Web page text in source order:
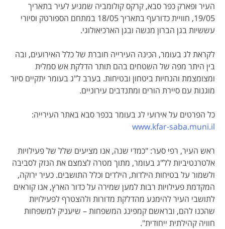
העיר ופארק כפר סבא, קרקס קולומביה שמגיע לעיר בתאריך
19/05, חוויית כדורעף בתאריך 18/05 במתחם הספורטק וסיורי
עששיות בגן הברון מנשה ובגן הארכיאולוגי.
לקראת לג בעומר, הכינה העירייה חוברת של כלל האירועים, ובה
בין היתר מפה של השטחים בהם תותר הדלקת אש סמלית
ומצומצמת והנחיות ביטחון ובטיחות. בערב ל"ג בעומר יתקיים סיור
מוגנות עם סיירת הורים ומתנדבים עירוניים.
כל הפרטים על אירועי לג בעומר בכפר סבא באתר העירייה:
www.kfar-saba.muni.il
ראש העיר, רפי סער: "כמדי שנה, אנו מציעים שלל של פעילויות
אלטרנטיביות לל"ג בעומר, מתוך מטרה לצמצם את הנזק לסביבה
ולשמור על בטיחות הילדות, הילדים וכלל התושבים. כעיר ירוקה,
המקדמת פעילויות רבות למען שמירה על כדור הארץ, אנו קוראים
לתושבי העיר להימנע מהדלקת מדורות ולהצטרף לפעילויות
שהכנו להם, ובראשם קמפינג המשפחות – שיעניק למשפחות
חוויה קהילתית ייחודית".